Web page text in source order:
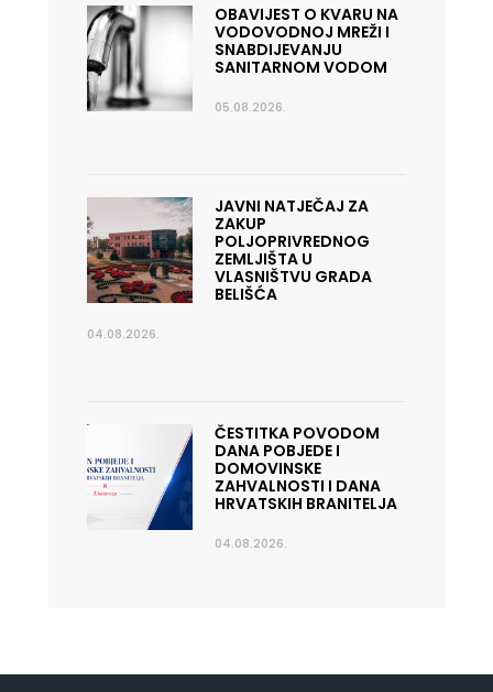
OBAVIJEST O KVARU NA
VODOVODNOJ MREŽI I
SNABDIJEVANJU
SANITARNOM VODOM
05.08.2026.
JAVNI NATJEČAJ ZA
ZAKUP
POLJOPRIVREDNOG
ZEMLJIŠTA U
VLASNIŠTVU GRADA
BELIŠĆA
04.08.2026.
ČESTITKA POVODOM
DANA POBJEDE I
DOMOVINSKE
ZAHVALNOSTI I DANA
HRVATSKIH BRANITELJA
04.08.2026.